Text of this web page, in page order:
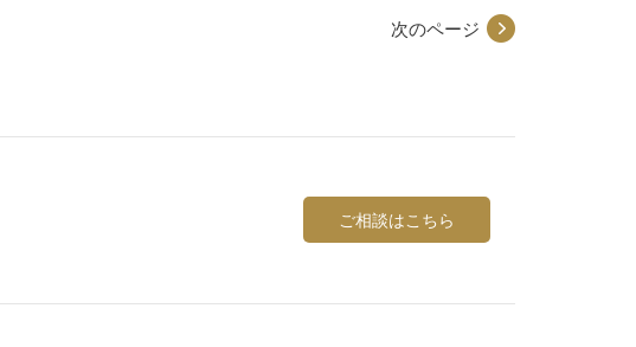
次のページ
ご相談はこちら